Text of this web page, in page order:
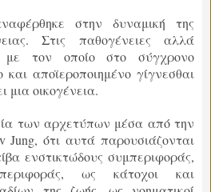
στην δυναμική της
Στις παθογένειες αλλά
τον οποίο στο σύγχρονο
αποϊεροποιημένο γίγνεσθαι
μια οικογένεια.
των αρχετύπων μέσα από την
Jung, ότι αυτά παρουσιάζονται
ενστικτώδους συμπεριφοράς,
ως κάτοχοι και